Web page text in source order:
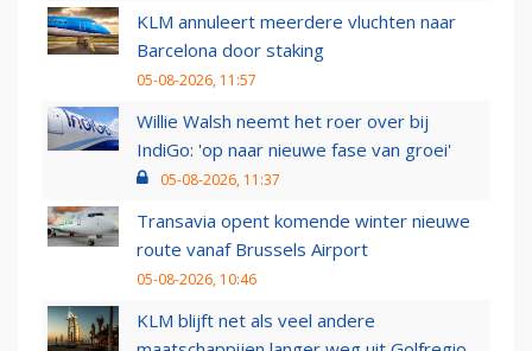
KLM annuleert meerdere vluchten naar
Barcelona door staking
05-08-2026, 11:57
Willie Walsh neemt het roer over bij
IndiGo: 'op naar nieuwe fase van groei'
05-08-2026, 11:37
Transavia opent komende winter nieuwe
route vanaf Brussels Airport
05-08-2026, 10:46
KLM blijft net als veel andere